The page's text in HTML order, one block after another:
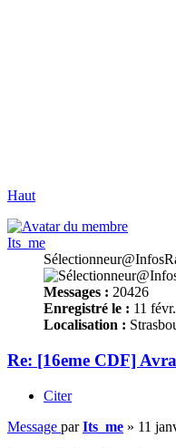
Haut
Its_me
Messages : 20426
Enregistré le : 11
Localisation :
Re: [16eme CDF]
Citer
Message parIts_me » 11